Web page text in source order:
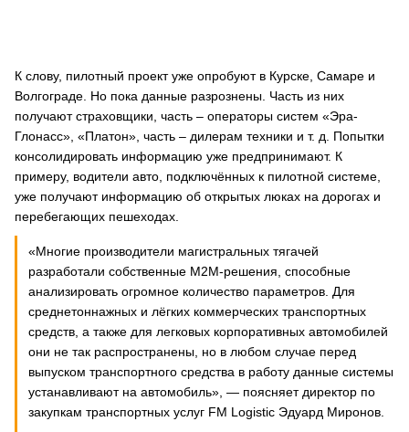
К слову, пилотный проект уже опробуют в Курске, Самаре и
Волгограде. Но пока данные разрознены. Часть из них
получают страховщики, часть – операторы систем «Эра-
Глонасс», «Платон», часть – дилерам техники и т. д. Попытки
консолидировать информацию уже предпринимают. К
примеру, водители авто, подключённых к пилотной системе,
уже получают информацию об открытых люках на дорогах и
перебегающих пешеходах.
«Многие производители магистральных тягачей
разработали собственные M2M-решения, способные
анализировать огромное количество параметров. Для
среднетоннажных и лёгких коммерческих транспортных
средств, а также для легковых корпоративных автомобилей
они не так распространены, но в любом случае перед
выпуском транспортного средства в работу данные системы
устанавливают на автомобиль», — поясняет директор по
закупкам транспортных услуг FM Logistic Эдуард Миронов.